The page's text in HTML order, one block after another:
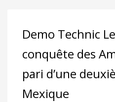
Demo Technic
conquête des
pari d’une
Mexique